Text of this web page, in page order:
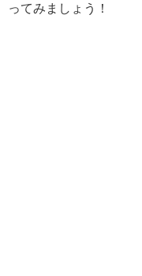
ってみましょう！